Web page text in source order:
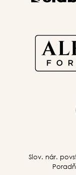
Slov. nár.